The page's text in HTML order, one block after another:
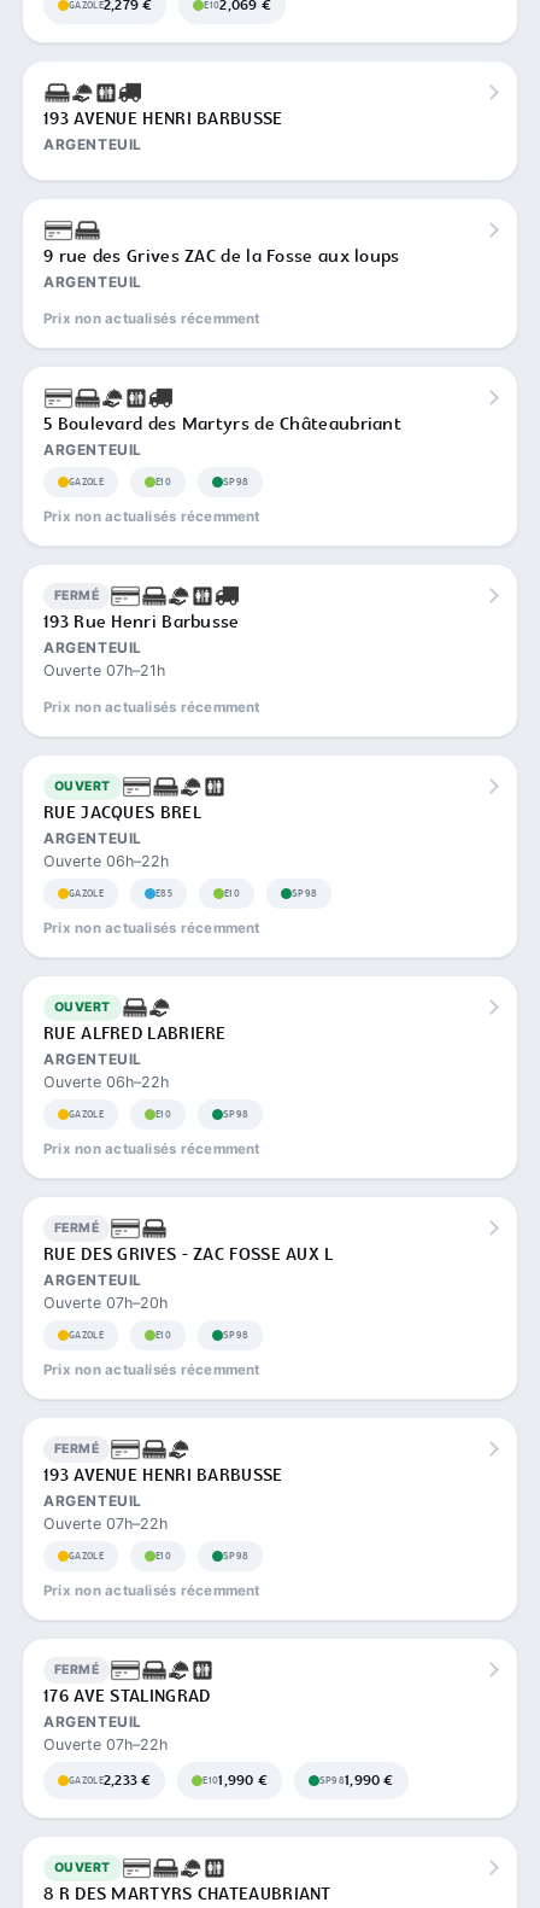
GAZOLE2,279 € E102,069 €
193 AVENUE HENRI BARBUSSE
ARGENTEUIL
9 rue des Grives ZAC de la Fosse aux loups
ARGENTEUIL
Prix non actualisés récemment
5 Boulevard des Martyrs de Châteaubriant
ARGENTEUIL
GAZOLE E10 SP98
Prix non actualisés récemment
FERMÉ
193 Rue Henri Barbusse
ARGENTEUIL
Ouverte 07h–21h
Prix non actualisés récemment
OUVERT
RUE JACQUES BREL
ARGENTEUIL
Ouverte 06h–22h
GAZOLE E85 E10 SP98
Prix non actualisés récemment
OUVERT
RUE ALFRED LABRIERE
ARGENTEUIL
Ouverte 06h–22h
GAZOLE E10 SP98
Prix non actualisés récemment
FERMÉ
RUE DES GRIVES - ZAC FOSSE AUX L
ARGENTEUIL
Ouverte 07h–20h
GAZOLE E10 SP98
Prix non actualisés récemment
FERMÉ
193 AVENUE HENRI BARBUSSE
ARGENTEUIL
Ouverte 07h–22h
GAZOLE E10 SP98
Prix non actualisés récemment
FERMÉ
176 AVE STALINGRAD
ARGENTEUIL
Ouverte 07h–22h
GAZOLE2,233 € E101,990 € SP981,990 €
OUVERT
8 R DES MARTYRS CHATEAUBRIANT